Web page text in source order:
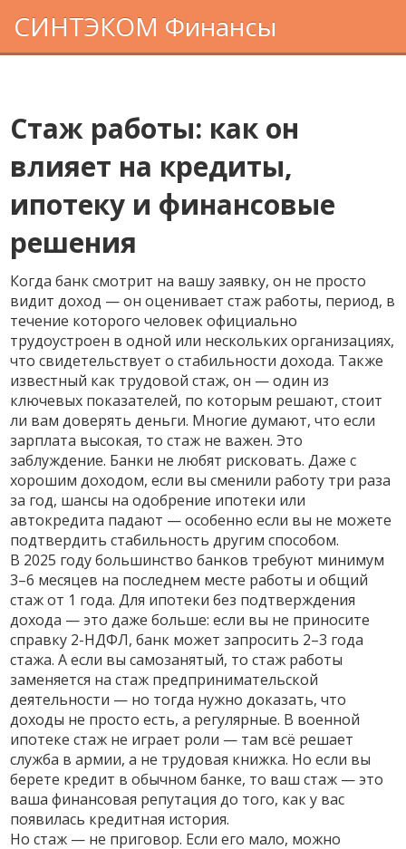
СИНТЭКОМ Финансы
Стаж работы: как он
влияет на кредиты,
ипотеку и финансовые
решения
Когда банк смотрит на вашу заявку, он не просто
видит доход — он оцениваетстаж работы, период, в
течение которого человек официально
трудоустроен в одной или нескольких организациях,
что свидетельствует о стабильности дохода. Также
известный как трудовой стаж, он — один из
ключевых показателей, по которым решают, стоит
ли вам доверять деньги. Многие думают, что если
зарплата высокая, то стаж не важен. Это
заблуждение. Банки не любят рисковать. Даже с
хорошим доходом, если вы сменили работу три раза
за год, шансы на одобрение ипотеки или
автокредита падают — особенно если вы не можете
подтвердить стабильность другим способом.
В 2025 году большинство банков требуют минимум
3–6 месяцев на последнем месте работы и общий
стаж от 1 года. Для ипотеки без подтверждения
дохода — это даже больше: если вы не приносите
справку 2-НДФЛ, банк может запросить 2–3 года
стажа. А если вы самозанятый, то стаж работы
заменяется на стаж предпринимательской
деятельности — но тогда нужно доказать, что
доходы не просто есть, а регулярные. В военной
ипотеке стаж не играет роли — там всё решает
служба в армии, а не трудовая книжка. Но если вы
берете кредит в обычном банке, то ваш стаж — это
ваша финансовая репутация до того, как у вас
появилась кредитная история.
Но стаж — не приговор. Если его мало, можно